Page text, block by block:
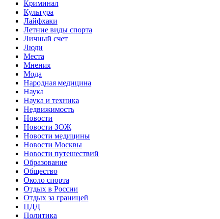
Криминал
Культура
Лайфхаки
Летние виды спорта
Личный счет
Люди
Места
Мнения
Мода
Народная медицина
Наука
Наука и техника
Недвижимость
Новости
Новости ЗОЖ
Новости медицины
Новости Москвы
Новости путешествий
Образование
Общество
Около спорта
Отдых в России
Отдых за границей
ПДД
Политика